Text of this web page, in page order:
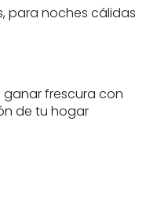
para noches cálidas
ganar frescura con
de tu hogar